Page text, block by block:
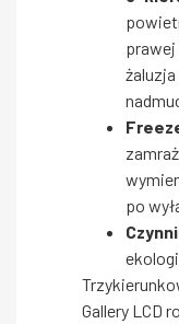
prawej
po
Gallery LCD